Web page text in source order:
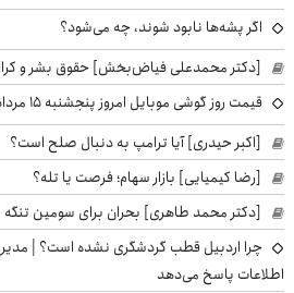
اگر پشه‌ها نابود شوند، چه می‌شود؟
[دکتر محمدعلی فیاض‌بخش] حقوق بشر و
قیمت روز گوشی موبایل امروز پنجشنبه ۱۵ مرداد ۱۴۰۵
[اکبر حیدری] آیا ترامپ به دنبال صلح است؟
[رضا کیمیایی] بازار سهام؛ فرصت یا تله؟
[دکتر محمد طاهری] بحران برای سومین تنگه
چرا اردبیل قطب گردشگری نشده است؟ | مدیر
اطلاعات پاسخ می‌دهد